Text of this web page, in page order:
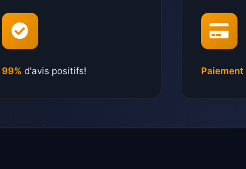
99% d'avis positifs! Paiement